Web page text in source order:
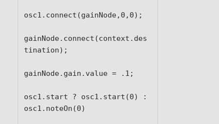
osc1.connect(gainNode,0,0);
gainNode.connect(context.des
tination);
gainNode.gain.value = .1;
osc1.start ? osc1.start(0) :
osc1.noteOn(0)